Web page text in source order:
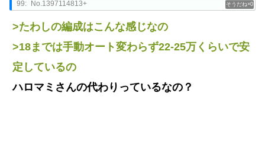
0
99: No.1397114813+
>たわしの編成はこんな感じなの
>18までは手動オート変わらず22-25万くらいで安
定しているの
ハロマミさんの代わりっているなの？